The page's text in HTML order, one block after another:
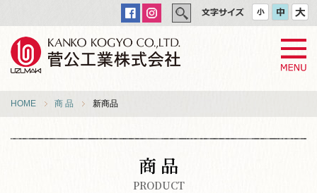
HOME 商 品 新商品
商 品
PRODUCT